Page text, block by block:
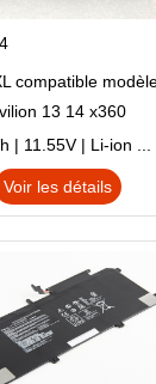
compatible
13 14 x360
AC1 L83388-421
LB8S M01118-421
005 13-BB 14-DV
| 11.55V | Li-ion ...
Voir les détails